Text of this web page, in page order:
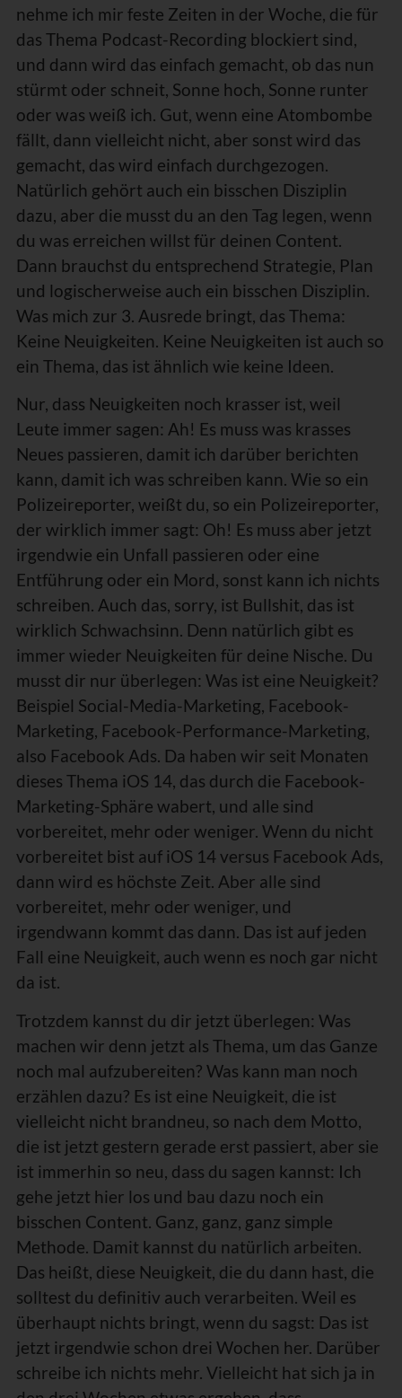
nehme ich mir feste Zeiten in der Woche, die für
das Thema Podcast-Recording blockiert sind,
und dann wird das einfach gemacht, ob das nun
stürmt oder schneit, Sonne hoch, Sonne runter
oder was weiß ich. Gut, wenn eine Atombombe
fällt, dann vielleicht nicht, aber sonst wird das
gemacht, das wird einfach durchgezogen.
Natürlich gehört auch ein bisschen Disziplin
dazu, aber die musst du an den Tag legen, wenn
du was erreichen willst für deinen Content.
Dann brauchst du entsprechend Strategie, Plan
und logischerweise auch ein bisschen Disziplin.
Was mich zur 3. Ausrede bringt, das Thema:
Keine Neuigkeiten. Keine Neuigkeiten ist auch so
ein Thema, das ist ähnlich wie keine Ideen.
Nur, dass Neuigkeiten noch krasser ist, weil
Leute immer sagen: Ah! Es muss was krasses
Neues passieren, damit ich darüber berichten
kann, damit ich was schreiben kann. Wie so ein
Polizeireporter, weißt du, so ein Polizeireporter,
der wirklich immer sagt: Oh! Es muss aber jetzt
irgendwie ein Unfall passieren oder eine
Entführung oder ein Mord, sonst kann ich nichts
schreiben. Auch das, sorry, ist Bullshit, das ist
wirklich Schwachsinn. Denn natürlich gibt es
immer wieder Neuigkeiten für deine Nische. Du
musst dir nur überlegen: Was ist eine Neuigkeit?
Beispiel Social-Media-Marketing, Facebook-
Marketing, Facebook-Performance-Marketing,
also Facebook Ads. Da haben wir seit Monaten
dieses Thema iOS 14, das durch die Facebook-
Marketing-Sphäre wabert, und alle sind
vorbereitet, mehr oder weniger. Wenn du nicht
vorbereitet bist auf iOS 14 versus Facebook Ads,
dann wird es höchste Zeit. Aber alle sind
vorbereitet, mehr oder weniger, und
irgendwann kommt das dann. Das ist auf jeden
Fall eine Neuigkeit, auch wenn es noch gar nicht
da ist.
Trotzdem kannst du dir jetzt überlegen: Was
machen wir denn jetzt als Thema, um das Ganze
noch mal aufzubereiten? Was kann man noch
erzählen dazu? Es ist eine Neuigkeit, die ist
vielleicht nicht brandneu, so nach dem Motto,
die ist jetzt gestern gerade erst passiert, aber sie
ist immerhin so neu, dass du sagen kannst: Ich
gehe jetzt hier los und bau dazu noch ein
bisschen Content. Ganz, ganz, ganz simple
Methode. Damit kannst du natürlich arbeiten.
Das heißt, diese Neuigkeit, die du dann hast, die
solltest du definitiv auch verarbeiten. Weil es
überhaupt nichts bringt, wenn du sagst: Das ist
jetzt irgendwie schon drei Wochen her. Darüber
schreibe ich nichts mehr. Vielleicht hat sich ja in